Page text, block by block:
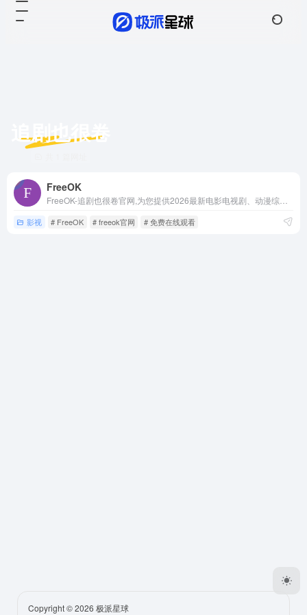
追剧也很卷
FreeOK
影视 # FreeOK # freeok官网 # 免费在线观看
Copyright © 2026 极派星球